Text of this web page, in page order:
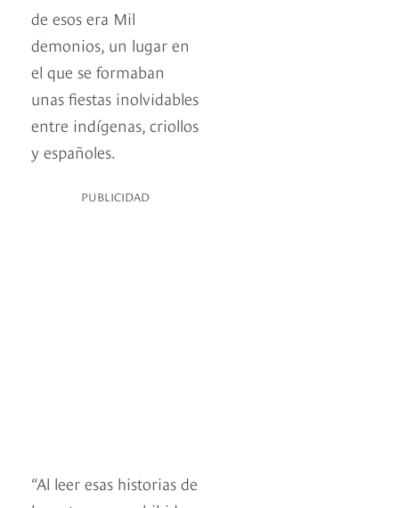
de esos era Mil
demonios, un lugar en
el que se formaban
unas fiestas inolvidables
entre indígenas, criollos
y españoles.
PUBLICIDAD
“Al leer esas historias de